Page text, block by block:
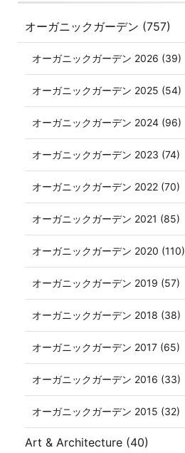
オーガニックガーデン (757)
オーガニックガーデン 2026 (39)
オーガニックガーデン 2025 (54)
オーガニックガーデン 2024 (96)
オーガニックガーデン 2023 (74)
オーガニックガーデン 2022 (70)
オーガニックガーデン 2021 (85)
オーガニックガーデン 2020 (110)
オーガニックガーデン 2019 (57)
オーガニックガーデン 2018 (38)
オーガニックガーデン 2017 (65)
オーガニックガーデン 2016 (33)
オーガニックガーデン 2015 (32)
Art & Architecture (40)